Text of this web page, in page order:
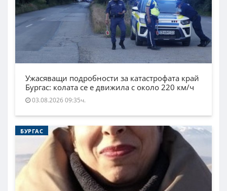
Ужасяващи подробности за катастрофата край
Бургас: колата се е движила с около 220 км/ч
03.08.2026 09:35ч.
БУРГАС